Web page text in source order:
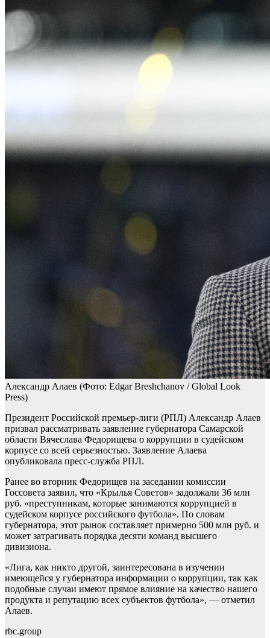
Александр Алаев (Фото: Edgar Breshchanov / Global Look
Press)
Президент Российской премьер-лиги (РПЛ) Александр Алаев
призвал рассматривать заявление губернатора Самарской
области Вячеслава Федорищева о коррупции в судейском
корпусе со всей серьезностью. Заявление Алаева
опубликовала пресс-служба РПЛ.
Ранее во вторник Федорищев на заседании комиссии
Госсовета заявил, что «Крылья Советов» задолжали 36 млн
руб. «преступникам, которые занимаются коррупцией в
судейском корпусе российского футбола». По словам
губернатора, этот рынок составляет примерно 500 млн руб. и
может затрагивать порядка десяти команд высшего
дивизиона.
«Лига, как никто другой, заинтересована в изучении
имеющейся у губернатора информации о коррупции, так как
подобные случаи имеют прямое влияние на качество нашего
продукта и репутацию всех субъектов футбола», — отметил
Алаев.
rbc.group